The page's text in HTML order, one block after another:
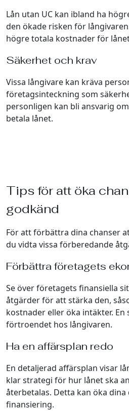
Lån utan UC kan ibland ha
den ökade risken för
högre totala kostnader för
Säkerhet och krav
Vissa långivare kan kräva
företagsinteckning som
personligen kan bli ansvarig
betala lånet.
Tips för att öka
godkänd
För att förbättra dina chanser
du vidta vissa förberedande
Förbättra företagets
Se över företagets finansiella
åtgärder för att stärka den,
kostnader eller öka intäkter.
förtroendet hos långivaren.
Ha en affärsplan redo
En detaljerad affärsplan visar
klar strategi för hur lånet ska
återbetalas. Detta kan öka
finansiering.